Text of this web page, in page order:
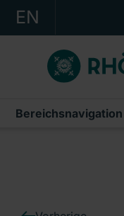
EN
KONZERN
KLINIKEN
KARRIERE
Bereichsnavigation
IR-News